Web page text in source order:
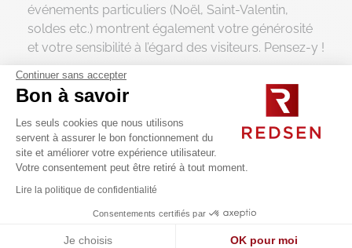
événements particuliers (Noël, Saint-Valentin,
soldes etc.) montrent également votre générosité
et votre sensibilité à l’égard des visiteurs. Pensez-y !
De plus, si la plateforme marketplace le permet, un
marchand se doit de se créer un univers propre à
lui : mettre en avant son histoire, ses valeurs, son
logo, des vidéos de la marque etc. (Shop-in-shop).
Ceci est un excellent moyen de véhiculer son
image de marque et permettre ainsi aux visiteurs
une immersion dans votre univers.
Continuer sans accepter
Bon à savoir
Les seuls cookies que nous utilisons
servent à assurer le bon fonctionnement du
site et améliorer votre expérience utilisateur.
Votre consentement peut être retiré à tout moment.
Lire la politique de confidentialité
Consentements certifiés par
Je choisis OK pour moi